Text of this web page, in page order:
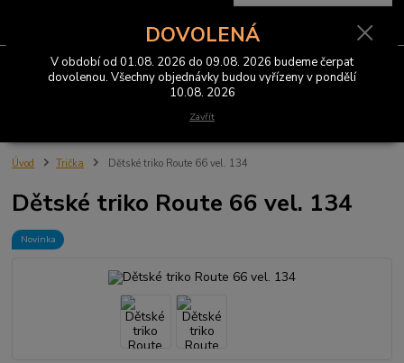
Menu
0 Kč
Úvod Trička Dětské triko Route 66 vel. 134
Dětské triko Route 66 vel. 134
Novinka
DOVOLENÁ
V období od 01.08. 2026 do 09.08. 2026 budeme čerpat
dovolenou. Všechny objednávky budou vyřízeny v pondělí
10.08. 2026
Zavřít